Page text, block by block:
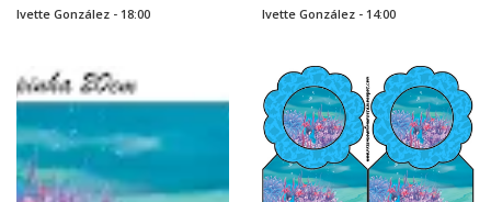
Ivette González - 18:00 Ivette González - 14:00